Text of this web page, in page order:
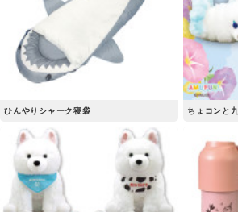
ひんやりシャーク寝袋 ちょコンと